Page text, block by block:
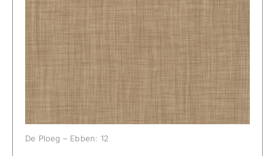
De Ploeg – Ebben: 12
De Ploeg – Ebben: 12